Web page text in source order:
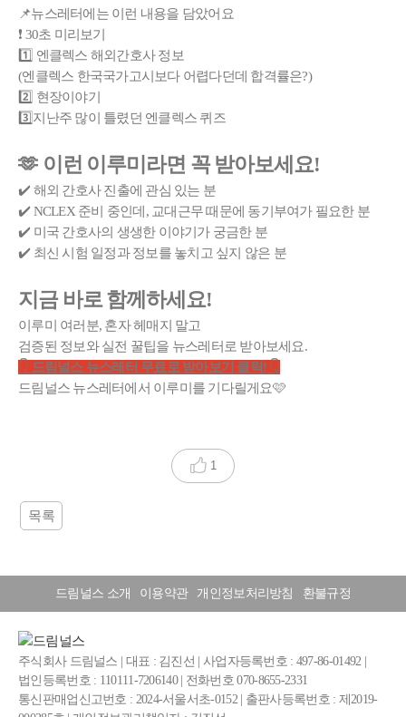
📌뉴스레터에는 이런 내용을 담았어요
❗ 30초 미리보기
1️⃣ 엔클렉스 해외간호사 정보
(엔클렉스 한국국가고시보다 어렵다던데 합격률은?)
2️⃣ 현장이야기
3️⃣지난주 많이 틀렸던 엔클렉스 퀴즈
🫶 이런 이루미라면 꼭 받아보세요!
✔️ 해외 간호사 진출에 관심 있는 분
✔️ NCLEX 준비 중인데, 교대근무 때문에 동기부여가 필요한 분
✔️ 미국 간호사의 생생한 이야기가 궁금한 분
✔️ 최신 시험 일정과 정보를 놓치고 싶지 않은 분
지금 바로 함께하세요!
이루미 여러분, 혼자 헤매지 말고
검증된 정보와 실전 꿀팁을 뉴스레터로 받아보세요.
👇 드림널스 뉴스레터 무료로 받아보기 클릭! 👇
드림널스 뉴스레터에서 이루미를 기다릴게요🩷
1
목록
드림널스 소개 이용약관 개인정보처리방침 환불규정
주식회사 드림널스 | 대표 : 김진선 | 사업자등록번호 : 497-86-01492 |
법인등록번호 : 110111-7206140 | 전화번호 070-8655-2331
통신판매업신고번호 : 2024-서울서초-0152 | 출판사등록번호 : 제2019-